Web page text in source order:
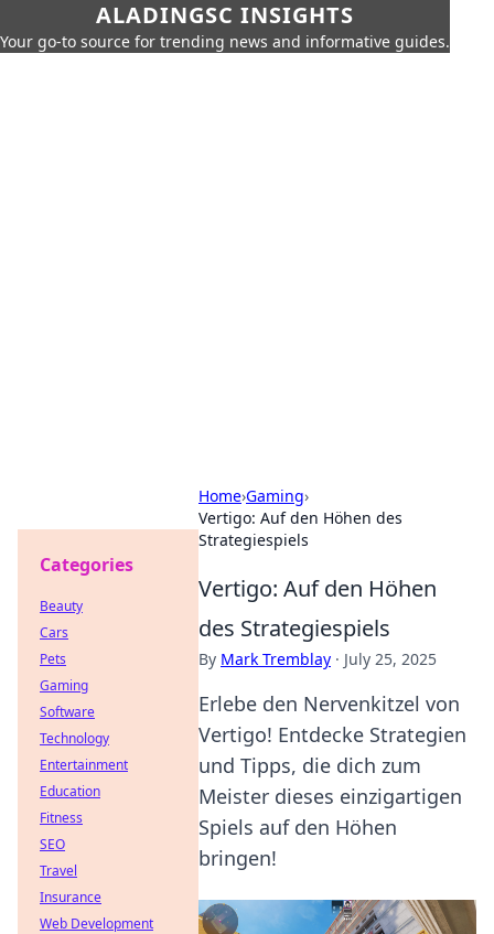
ALADINGSC INSIGHTS
Your go-to source for trending news and informative guides.
Home›Gaming›
Vertigo: Auf den Höhen des
Strategiespiels
Vertigo: Auf den Höhen
des Strategiespiels
By Mark Tremblay · July 25, 2025
Erlebe den Nervenkitzel von
Vertigo! Entdecke Strategien
und Tipps, die dich zum
Meister dieses einzigartigen
Spiels auf den Höhen
bringen!
Categories
Beauty
Cars
Pets
Gaming
Software
Technology
Entertainment
Education
Fitness
SEO
Travel
Insurance
Web Development